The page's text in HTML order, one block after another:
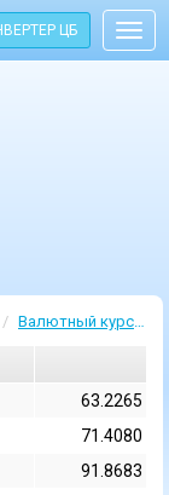
ЦБ
Валютный курс 3 Июль 2019
63.2265
71.4080
91.8683